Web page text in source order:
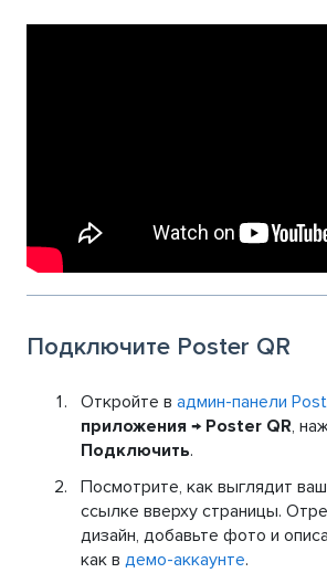
Подключите Poster QR
Откройте в админ-панели
приложения → Poster QR,
Подключить.
Посмотрите, как выглядит
ссылке вверху страницы.
дизайн, добавьте фото и
как в демо-аккаунте.